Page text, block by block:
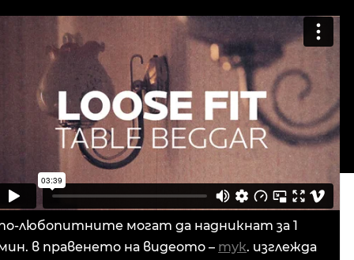
любопитните могат да надникнат за 1
в правенето на видеото – тук. изглежда